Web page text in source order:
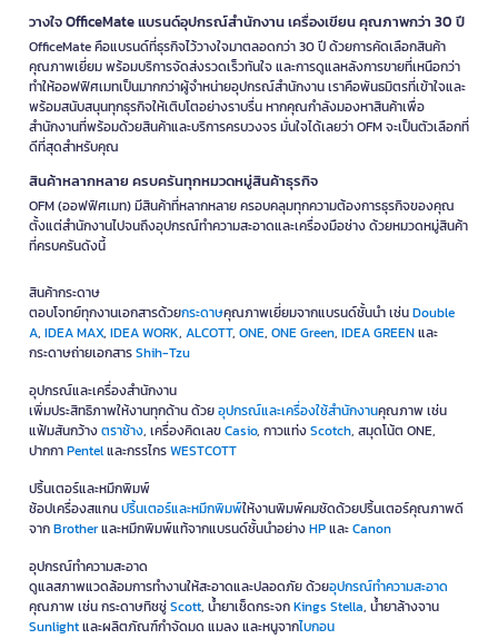
วางใจ OfficeMate แบรนด์อุปกรณ์สำนักงาน เครื่องเขียน คุณภาพกว่า 30 ปี
OfficeMate คือแบรนด์ที่ธุรกิจไว้วางใจมาตลอดกว่า 30 ปี ด้วยการคัดเลือกสินค้า
คุณภาพเยี่ยม พร้อมบริการจัดส่งรวดเร็วทันใจ และการดูแลหลังการขายที่เหนือกว่า
ทำให้ออฟฟิศเมทเป็นมากกว่าผู้จำหน่ายอุปกรณ์สำนักงาน เราคือพันธมิตรที่เข้าใจและ
พร้อมสนับสนุนทุกธุรกิจให้เติบโตอย่างราบรื่น หากคุณกำลังมองหาสินค้าเพื่อ
สำนักงานที่พร้อมด้วยสินค้าและบริการครบวงจร มั่นใจได้เลยว่า OFM จะเป็นตัวเลือกที่
ดีที่สุดสำหรับคุณ
สินค้าหลากหลาย ครบครันทุกหมวดหมู่สินค้าธุรกิจ
OFM (ออฟฟิศเมท) มีสินค้าที่หลากหลาย ครอบคลุมทุกความต้องการธุรกิจของคุณ
ตั้งแต่สำนักงานไปจนถึงอุปกรณ์ทำความสะอาดและเครื่องมือช่าง ด้วยหมวดหมู่สินค้า
ที่ครบครันดังนี้
สินค้ากระดาษ
ตอบโจทย์ทุกงานเอกสารด้วยกระดาษคุณภาพเยี่ยมจากแบรนด์ชั้นนำ เช่นDouble
A, IDEA MAX, IDEA WORK, ALCOTT, ONE, ONE Green, IDEA GREENและ
กระดาษถ่ายเอกสารShih-Tzu
อุปกรณ์และเครื่องสำนักงาน
เพิ่มประสิทธิภาพให้งานทุกด้าน ด้วยอุปกรณ์และเครื่องใช้สำนักงานคุณภาพ เช่น
แฟ้มสันกว้างตราช้าง, เครื่องคิดเลขCasio, กาวแท่งScotch, สมุดโน้ต ONE,
ปากกาPentelและกรรไกรWESTCOTT
ปริ้นเตอร์และหมึกพิมพ์
ช้อปเครื่องสแกนปริ้นเตอร์และหมึกพิมพ์ให้งานพิมพ์คมชัดด้วยปริ้นเตอร์คุณภาพดี
จากBrotherและหมึกพิมพ์แท้จากแบรนด์ชั้นนำอย่างHPและCanon
อุปกรณ์ทำความสะอาด
ดูแลสภาพแวดล้อมการทำงานให้สะอาดและปลอดภัย ด้วยอุปกรณ์ทำความสะอาด
คุณภาพ เช่น กระดาษทิชชู่Scott, น้ำยาเช็ดกระจกKings Stella, น้ำยาล้างจาน
Sunlightและผลิตภัณฑ์กำจัดมด แมลง และหนูจากไบกอน